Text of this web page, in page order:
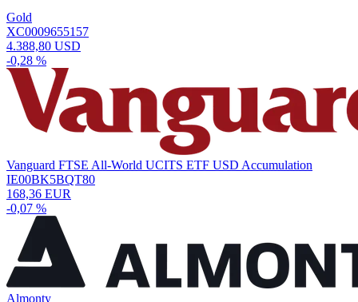
Gold
XC0009655157
4.388,80 USD
-0,28 %
Vanguard FTSE All-World UCITS ETF USD Accumulation
IE00BK5BQT80
168,36 EUR
-0,07 %
Almonty